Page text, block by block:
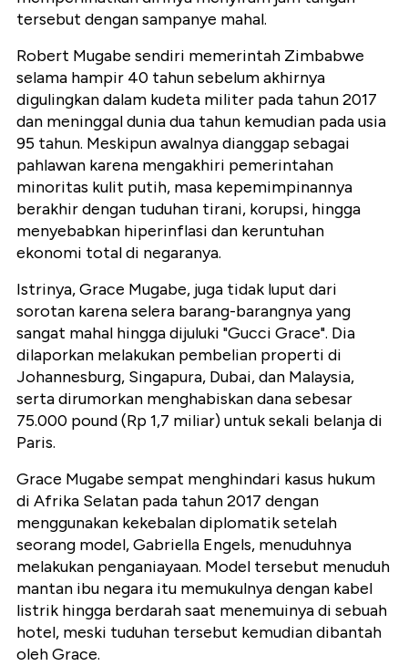
tersebut dengan sampanye mahal.
Robert Mugabe sendiri memerintah Zimbabwe
selama hampir 40 tahun sebelum akhirnya
digulingkan dalam kudeta militer pada tahun 2017
dan meninggal dunia dua tahun kemudian pada usia
95 tahun. Meskipun awalnya dianggap sebagai
pahlawan karena mengakhiri pemerintahan
minoritas kulit putih, masa kepemimpinannya
berakhir dengan tuduhan tirani, korupsi, hingga
menyebabkan hiperinflasi dan keruntuhan
ekonomi total di negaranya.
Istrinya, Grace Mugabe, juga tidak luput dari
sorotan karena selera barang-barangnya yang
sangat mahal hingga dijuluki "Gucci Grace". Dia
dilaporkan melakukan pembelian properti di
Johannesburg, Singapura, Dubai, dan Malaysia,
serta dirumorkan menghabiskan dana sebesar
75.000 pound (Rp 1,7 miliar) untuk sekali belanja di
Paris.
Grace Mugabe sempat menghindari kasus hukum
di Afrika Selatan pada tahun 2017 dengan
menggunakan kekebalan diplomatik setelah
seorang model, Gabriella Engels, menuduhnya
melakukan penganiayaan. Model tersebut menuduh
mantan ibu negara itu memukulnya dengan kabel
listrik hingga berdarah saat menemuinya di sebuah
hotel, meski tuduhan tersebut kemudian dibantah
oleh Grace.